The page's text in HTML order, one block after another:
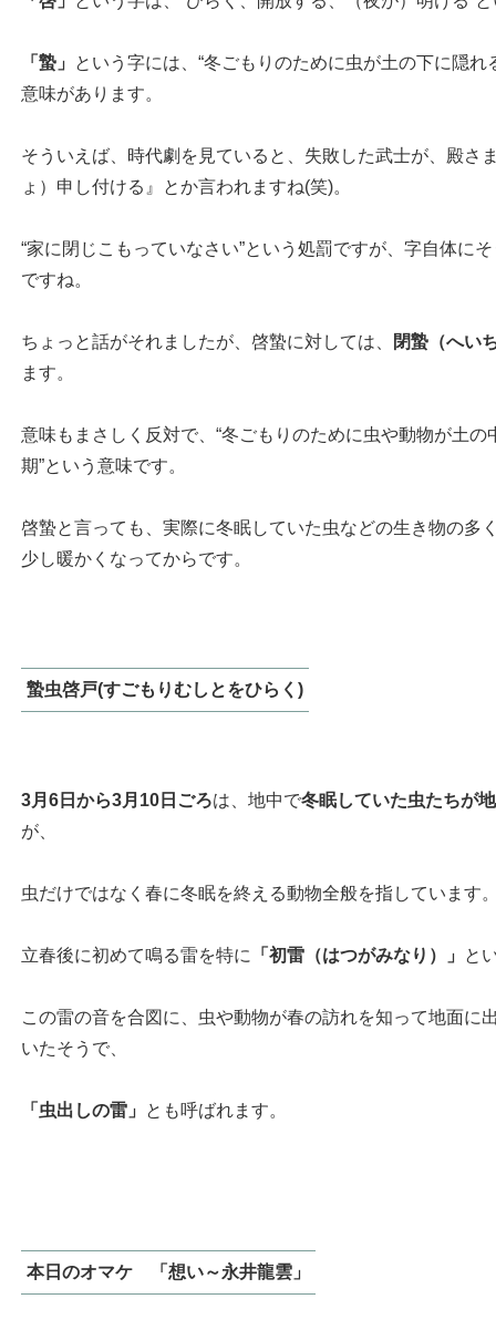
「蟄」
という字には、“冬ごもりのために虫が土の下に隠れ
意味があります。
そういえば、時代劇を見ていると、失敗した武士が、殿さ
ょ）申し付ける』とか言われますね(笑)。
“家に閉じこもっていなさい”という処罰ですが、字自体に
ですね。
ちょっと話がそれましたが、啓蟄に対しては、
閉蟄（へい
ます。
意味もまさしく反対で、“冬ごもりのために虫や動物が土
期”という意味です。
啓蟄と言っても、実際に冬眠していた虫などの生き物の多
少し暖かくなってからです。
蟄虫啓戸(すごもりむしとをひらく)
3月6日から3月10日ごろは、地中で冬眠していた虫たちが
が、
虫だけではなく春に冬眠を終える動物全般を指しています
立春後に初めて鳴る雷を特に 「初雷（はつがみなり）」 と
この雷の音を合図に、虫や動物が春の訪れを知って地面に
いたそうで、
「虫出しの雷」 とも呼ばれます。
本日のオマケ 「想い～永井龍雲」